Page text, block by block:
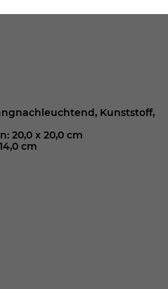
Kunststoff,
20,0 x 20,0 cm
cm
funktioniert.
wird verwendet, um Ihre
anzeigen